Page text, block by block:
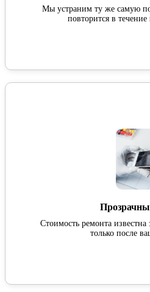
Мы устраним ту же самую
повторится в
Стоимость ремонта
только после